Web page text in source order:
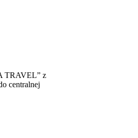
TRAVEL” z
centralnej